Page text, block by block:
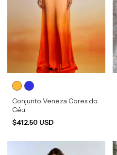
Conjunto Veneza Cores do
Céu
$412.50 USD